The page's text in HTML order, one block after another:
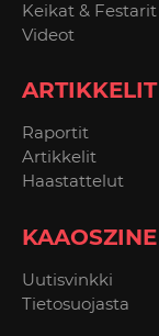
Keikat & Festarit
Videot
ARTIKKELIT
Raportit
Artikkelit
Haastattelut
KAAOSZINE
Uutisvinkki
Tietosuojasta